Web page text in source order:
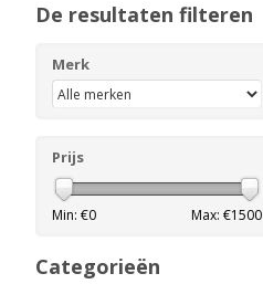
De resultaten filteren
Merk
Prijs
Min: €0 Max: €1500
Categorieën